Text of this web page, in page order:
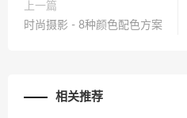
上一篇
时尚摄影 - 8种颜色配色方案
相关推荐